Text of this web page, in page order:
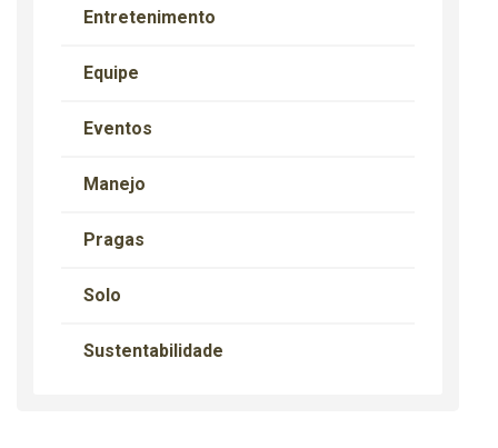
Entretenimento
Equipe
Eventos
Manejo
Pragas
Solo
Sustentabilidade